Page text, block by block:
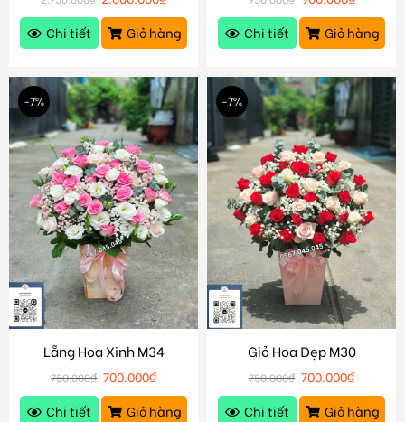
Chi tiết
Giỏ hàng
Chi tiết
Giỏ hàng
-7%
Lẵng Hoa Xinh M34
750.000₫ 700.000₫
Chi tiết
Giỏ hàng
-7%
Giỏ Hoa Đẹp M30
750.000₫ 700.000₫
Chi tiết
Giỏ hàng